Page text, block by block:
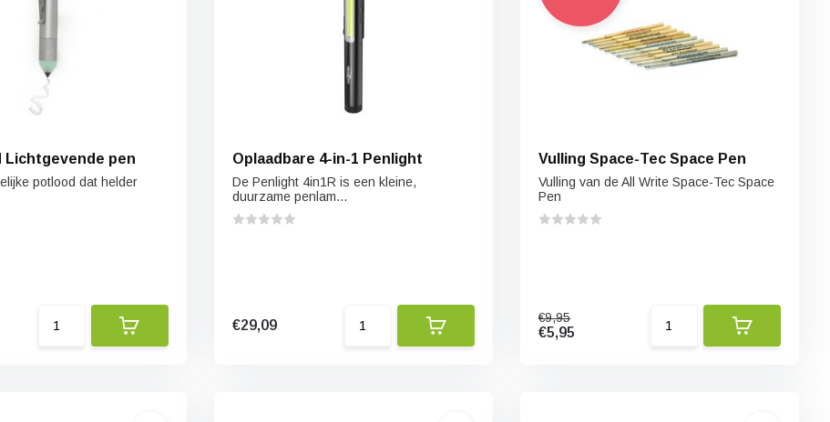
Lichtgevende pen
potlood dat helder
Oplaadbare 4-in-1 Penlight
De Penlight 4in1R is een kleine,
duurzame penlam...
€29,09
Vulling Space-Tec Space Pen
Vulling van de All Write Space-Tec Space
Pen
€9,95
€5,95